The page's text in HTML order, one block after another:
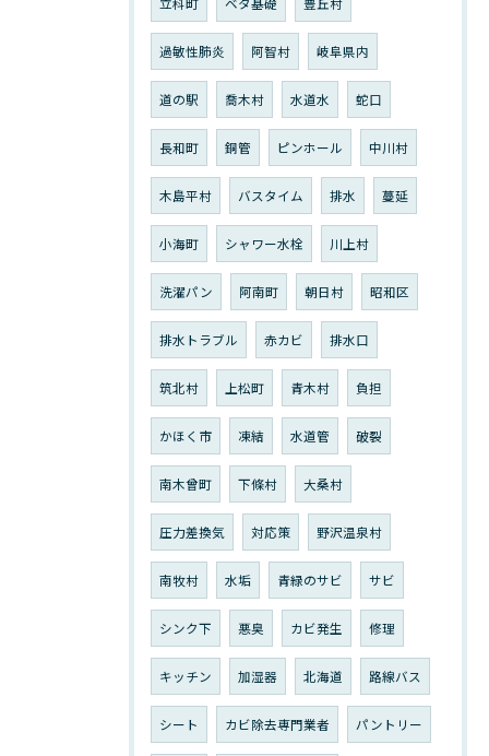
立科町 ベタ基礎 豊丘村
過敏性肺炎 阿智村 岐阜県内
道の駅 喬木村 水道水 蛇口
長和町 銅管 ピンホール 中川村
木島平村 バスタイム 排水 蔓延
小海町 シャワー水栓 川上村
洗濯パン 阿南町 朝日村 昭和区
排水トラブル 赤カビ 排水口
筑北村 上松町 青木村 負担
かほく市 凍結 水道管 破裂
南木曾町 下條村 大桑村
圧力差換気 対応策 野沢温泉村
南牧村 水垢 青緑のサビ サビ
シンク下 悪臭 カビ発生 修理
キッチン 加湿器 北海道 路線バス
シート カビ除去専門業者 パントリー